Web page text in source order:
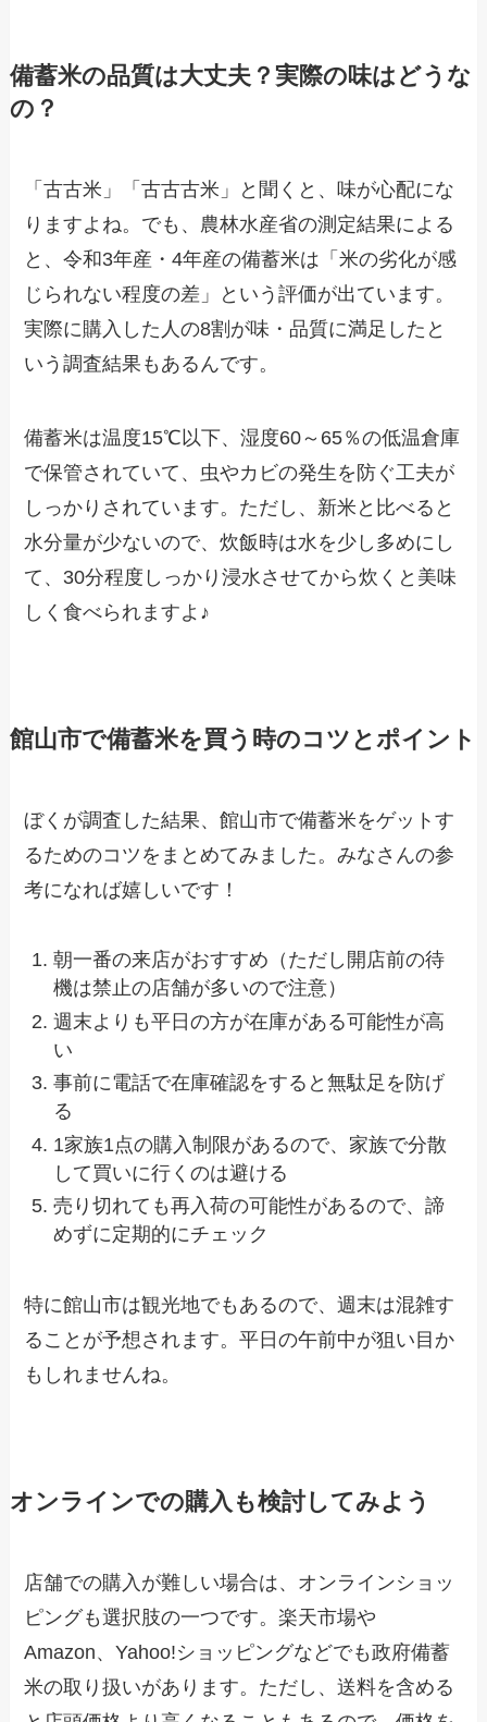
備蓄米の品質は大丈夫？実際の味はどうな
の？
「古古米」「古古古米」と聞くと、味が心配にな
りますよね。でも、農林水産省の測定結果による
と、令和3年産・4年産の備蓄米は「米の劣化が感
じられない程度の差」という評価が出ています。
実際に購入した人の8割が味・品質に満足したと
いう調査結果もあるんです。
備蓄米は温度15℃以下、湿度60～65％の低温倉庫
で保管されていて、虫やカビの発生を防ぐ工夫が
しっかりされています。ただし、新米と比べると
水分量が少ないので、炊飯時は水を少し多めにし
て、30分程度しっかり浸水させてから炊くと美味
しく食べられますよ♪
館山市で備蓄米を買う時のコツとポイント
ぼくが調査した結果、館山市で備蓄米をゲットす
るためのコツをまとめてみました。みなさんの参
考になれば嬉しいです！
朝一番の来店がおすすめ（ただし開店前の待
機は禁止の店舗が多いので注意）
週末よりも平日の方が在庫がある可能性が高
い
事前に電話で在庫確認をすると無駄足を防げ
る
1家族1点の購入制限があるので、家族で分散
して買いに行くのは避ける
売り切れても再入荷の可能性があるので、諦
めずに定期的にチェック
特に館山市は観光地でもあるので、週末は混雑す
ることが予想されます。平日の午前中が狙い目か
もしれませんね。
オンラインでの購入も検討してみよう
店舗での購入が難しい場合は、オンラインショッ
ピングも選択肢の一つです。楽天市場や
Amazon、Yahoo!ショッピングなどでも政府備蓄
米の取り扱いがあります。ただし、送料を含める